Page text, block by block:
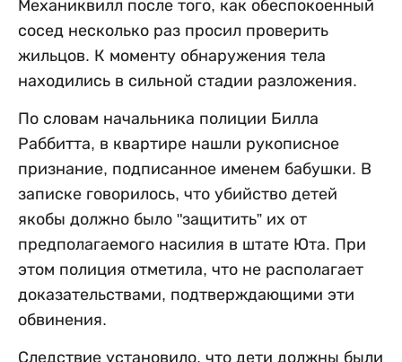
Механиквилл после того, как обеспокоенный
сосед несколько раз просил проверить
жильцов. К моменту обнаружения тела
находились в сильной стадии разложения.
По словам начальника полиции Билла
Раббитта, в квартире нашли рукописное
признание, подписанное именем бабушки. В
записке говорилось, что убийство детей
якобы должно было "защитить” их от
предполагаемого насилия в штате Юта. При
этом полиция отметила, что не располагает
доказательствами, подтверждающими эти
обвинения.
Следствие установило, что дети должны были